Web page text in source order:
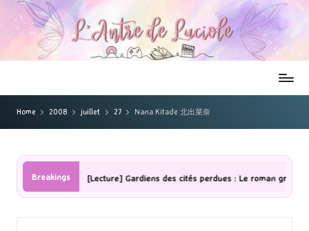
Home 2008 juillet 27 Nana Kitade 北出菜奈
Breakings
[Lecture] Gardiens des cités perdues : Le roman graphique Tome